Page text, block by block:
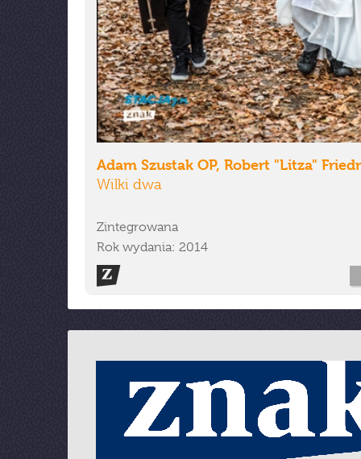
Adam Szustak OP, Robert "Litza"
Wilki dwa
Zintegrowana
Rok wydania: 2014